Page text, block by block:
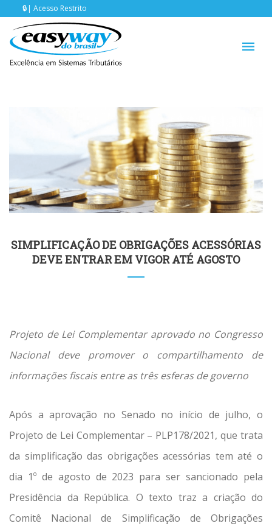
Acesso Restrito
SIMPLIFICAÇÃO DE OBRIGAÇÕES ACESSÓRIAS
DEVE ENTRAR EM VIGOR ATÉ AGOSTO
Projeto de Lei Complementar aprovado no Congresso
Nacional deve promover o compartilhamento de
informações fiscais entre as três esferas de governo
Após a aprovação no Senado no início de julho, o
Projeto de Lei Complementar – PLP178/2021, que trata
da simplificação das obrigações acessórias tem até o
dia 1º de agosto de 2023 para ser sancionado pela
Presidência da República. O texto traz a criação do
Comitê Nacional de Simplificação de Obrigações